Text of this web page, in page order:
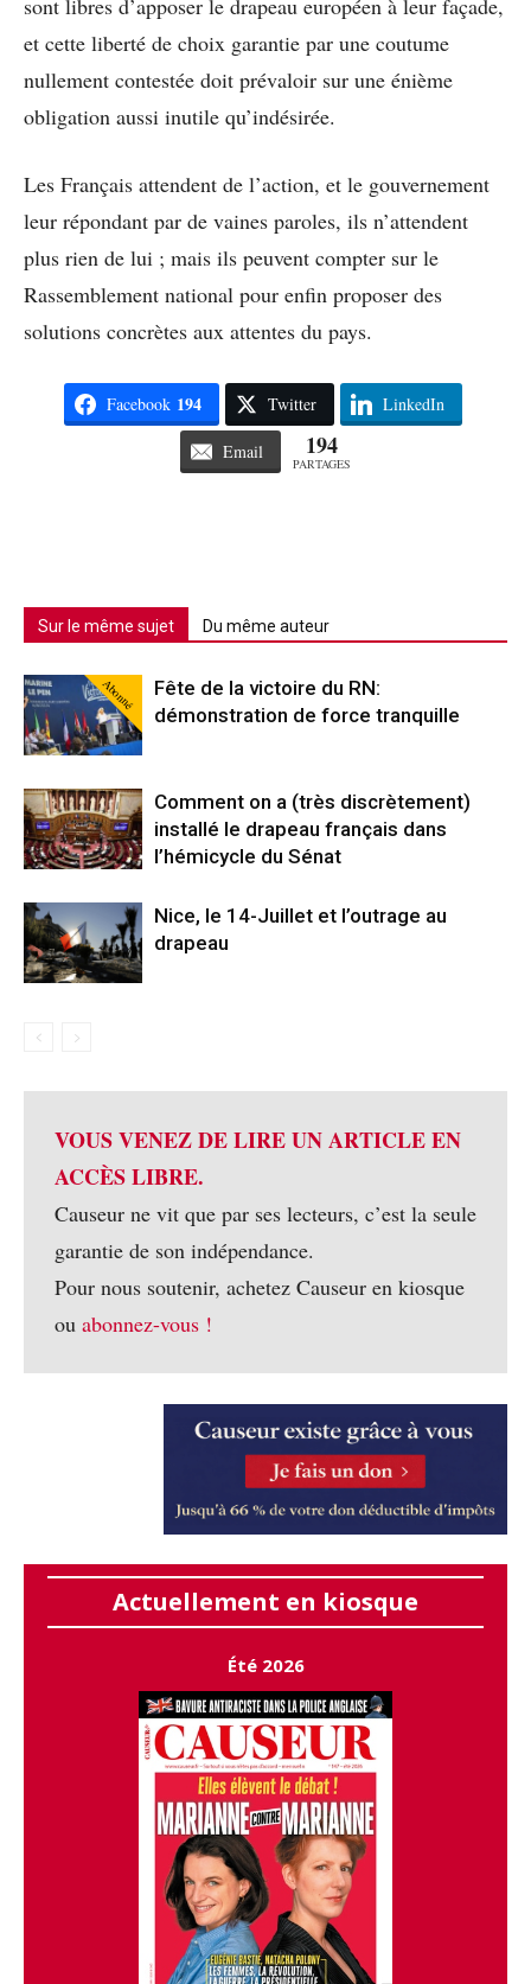
et cette liberté de choix garantie par une coutume
nullement contestée doit prévaloir sur une énième
obligation aussi inutile qu’indésirée.
Les Français attendent de l’action, et le gouvernement
leur répondant par de vaines paroles, ils n’attendent
plus rien de lui ; mais ils peuvent compter sur le
Rassemblement national pour enfin proposer des
solutions concrètes aux attentes du pays.
Facebook 194 Twitter LinkedIn
Email 194
PARTAGES
Sur le même sujet Du même auteur
Abonné
Fête de la victoire du RN:
démonstration de force tranquille
Comment on a (très discrètement)
installé le drapeau français dans
l’hémicycle du Sénat
Nice, le 14-Juillet et l’outrage au
drapeau
VOUS VENEZ DE LIRE UN ARTICLE EN
ACCÈS LIBRE.
Causeur ne vit que par ses lecteurs, c’est la seule
garantie de son indépendance.
Pour nous soutenir, achetez Causeur en kiosque
ou abonnez-vous !
Actuellement en kiosque
Été 2026